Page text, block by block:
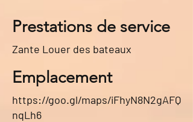
Prestations de service
Zante Louer des bateaux
Emplacement
https://goo.gl/maps/iFhyN8N2gAFQ
nqLh6